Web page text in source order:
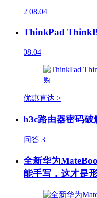
2 08.04
ThinkPad
08.04
优惠直达 >
h3c路由器密码破
问答 3
全新华为
能手写，这才是